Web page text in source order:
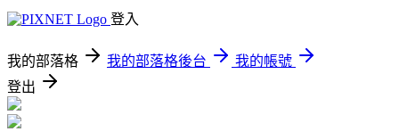
登入
我的部落格 我的部落格後台
我的帳號
登出